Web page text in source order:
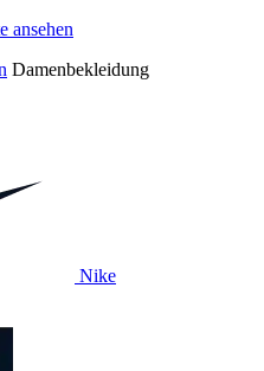
Damenbekleidung
Nike